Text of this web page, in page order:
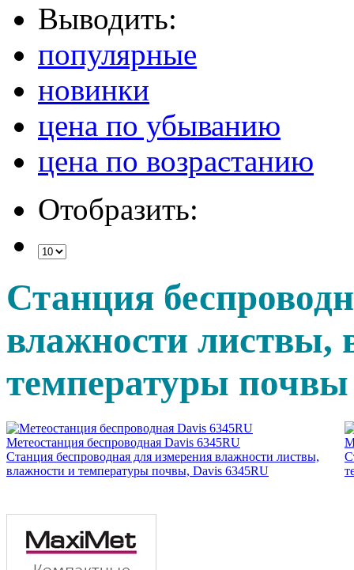
Выводить:
популярные
новинки
цена по убыванию
цена по возрастанию
Отобразить:
Станция
влажности листвы,
температуры почвы
Метеостанция беспроводная Davis 6345RU
Станция беспроводная для измерения влажности листвы,
влажности и температуры почвы, Davis 6345RU